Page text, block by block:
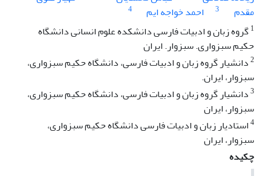
مقدم
3 احمد خواجه ایم
4
1گروه زبان و ادبیات فارسی دانشکده علوم انسانی دانشگاه
حکیم سبزواری. سبزوار. ایران
2دانشیار گروه زبان و ادبیات فارسی، دانشگاه حکیم سبزواری،
سبزوار، ایران.
3دانشیار گروه زبان و ادبیات فارسی، دانشگاه حکیم سبزواری،
سبزوار، ایران
4استادیار زبان و ادبیات فارسی دانشگاه حکیم سبزواری،
سبزوار، ایران
چکیده